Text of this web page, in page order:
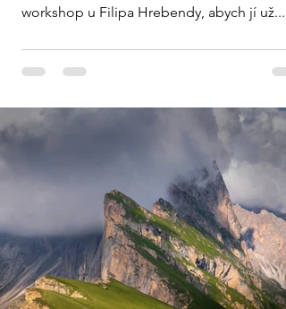
workshop u Filipa Hrebendy, abych jí už...